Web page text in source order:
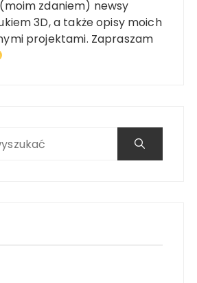
zdaniem) newsy
3D, a także opisy moich
projektami. Zapraszam